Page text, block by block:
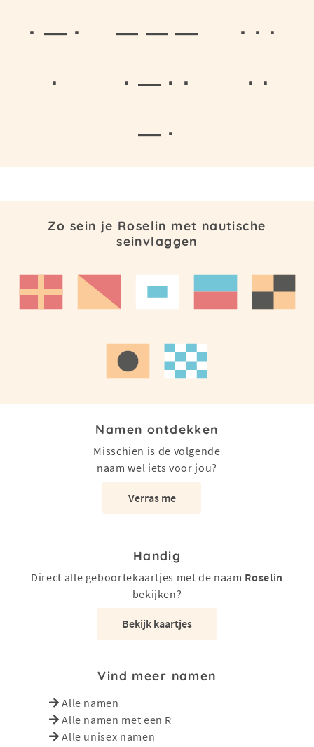
· — · — — —
· · ·
·
· — · ·
· ·
— ·
Zo sein je Roselin met nautische
seinvlaggen
Namen ontdekken
Misschien is de volgende
naam wel iets voor jou?
Verras me
Handig
Direct alle geboortekaartjes met de naam Roselin
bekijken?
Bekijk kaartjes
Vind meer namen
Alle namen
Alle namen met een R
Alle unisex namen